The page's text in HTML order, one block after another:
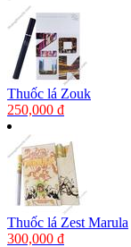
Thuốc lá Zouk
250,000 đ
Thuốc lá Zest Marula
300,000 đ